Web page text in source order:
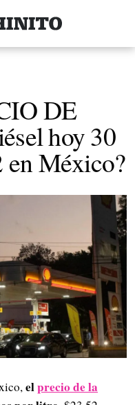
DE
hoy 30
en México?
elprecio de la